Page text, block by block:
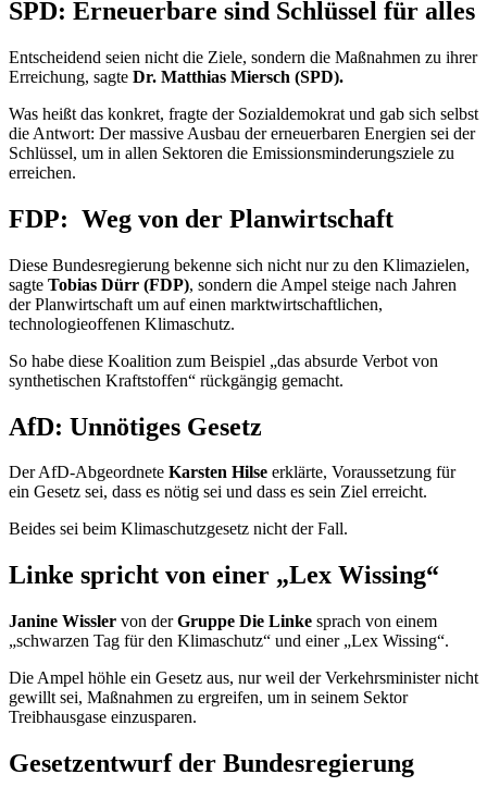
SPD: Erneuerbare sind Schlüssel für alles
Entscheidend seien nicht die Ziele, sondern die Maßnahmen zu ihrer
Erreichung, sagte Dr. Matthias Miersch (SPD).
Was heißt das konkret, fragte der Sozialdemokrat und gab sich selbst
die Antwort: Der massive Ausbau der erneuerbaren Energien sei der
Schlüssel, um in allen Sektoren die Emissionsminderungsziele zu
erreichen.
FDP: Weg von der Planwirtschaft
Diese Bundesregierung bekenne sich nicht nur zu den Klimazielen,
sagte Tobias Dürr (FDP), sondern die Ampel steige nach Jahren
der Planwirtschaft um auf einen marktwirtschaftlichen,
technologieoffenen Klimaschutz.
So habe diese Koalition zum Beispiel „das absurde Verbot von
synthetischen Kraftstoffen“ rückgängig gemacht.
AfD: Unnötiges Gesetz
Der AfD-Abgeordnete Karsten Hilse erklärte, Voraussetzung für
ein Gesetz sei, dass es nötig sei und dass es sein Ziel erreicht.
Beides sei beim Klimaschutzgesetz nicht der Fall.
Linke spricht von einer „Lex Wissing“
Janine Wissler von derGruppe Die Linke sprach von einem
„schwarzen Tag für den Klimaschutz“ und einer „Lex Wissing“.
Die Ampel höhle ein Gesetz aus, nur weil der Verkehrsminister nicht
gewillt sei, Maßnahmen zu ergreifen, um in seinem Sektor
Treibhausgase einzusparen.
Gesetzentwurf der Bundesregierung